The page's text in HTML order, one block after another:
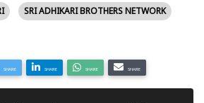
SRI ADHIKARI BROTHERS NETWORK
SHARE SHARE SHARE SHARE